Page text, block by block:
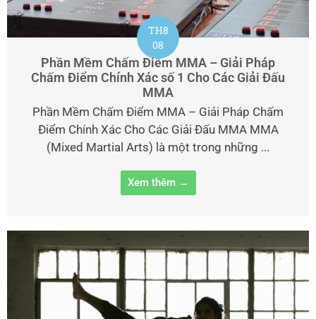
TH8
08
Phần Mềm Chấm Điểm MMA – Giải Pháp
Chấm Điểm Chính Xác số 1 Cho Các Giải Đấu
MMA
Phần Mềm Chấm Điểm MMA – Giải Pháp Chấm
Điểm Chính Xác Cho Các Giải Đấu MMA MMA
(Mixed Martial Arts) là một trong những ...
Xem thêm →